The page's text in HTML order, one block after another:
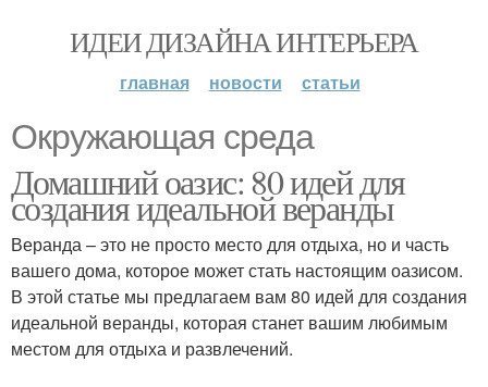
ИДЕИ ДИЗАЙНА ИНТЕРЬЕРА
главная новости статьи
Окружающая среда
Домашний оазис: 80 идей для
создания идеальной веранды
Веранда – это не просто место для отдыха, но и часть
вашего дома, которое может стать настоящим оазисом.
В этой статье мы предлагаем вам 80 идей для создания
идеальной веранды, которая станет вашим любимым
местом для отдыха и развлечений.